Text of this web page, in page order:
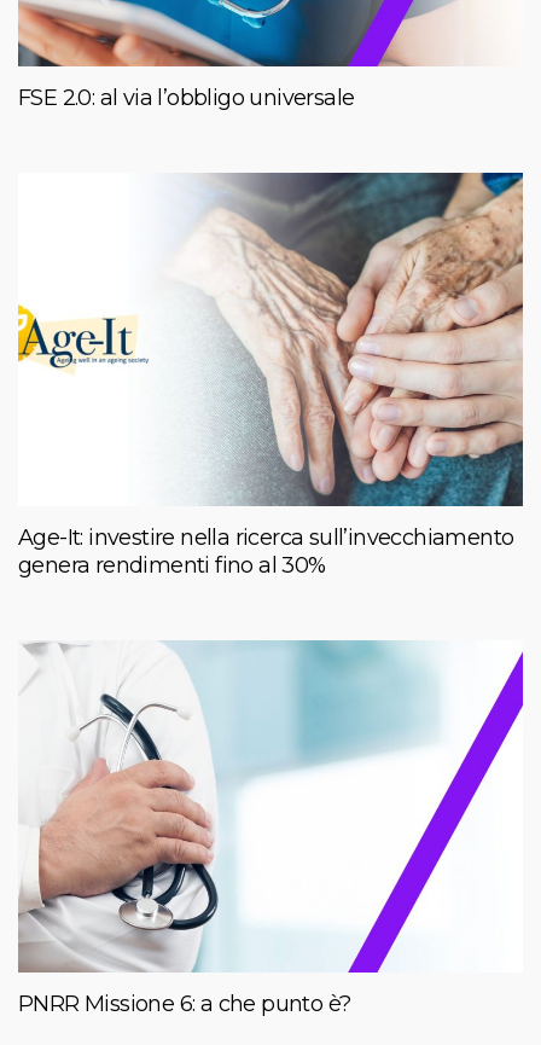
FSE 2.0: al via l’obbligo universale
Age-It: investire nella ricerca sull’invecchiamento
genera rendimenti fino al 30%
PNRR Missione 6: a che punto è?